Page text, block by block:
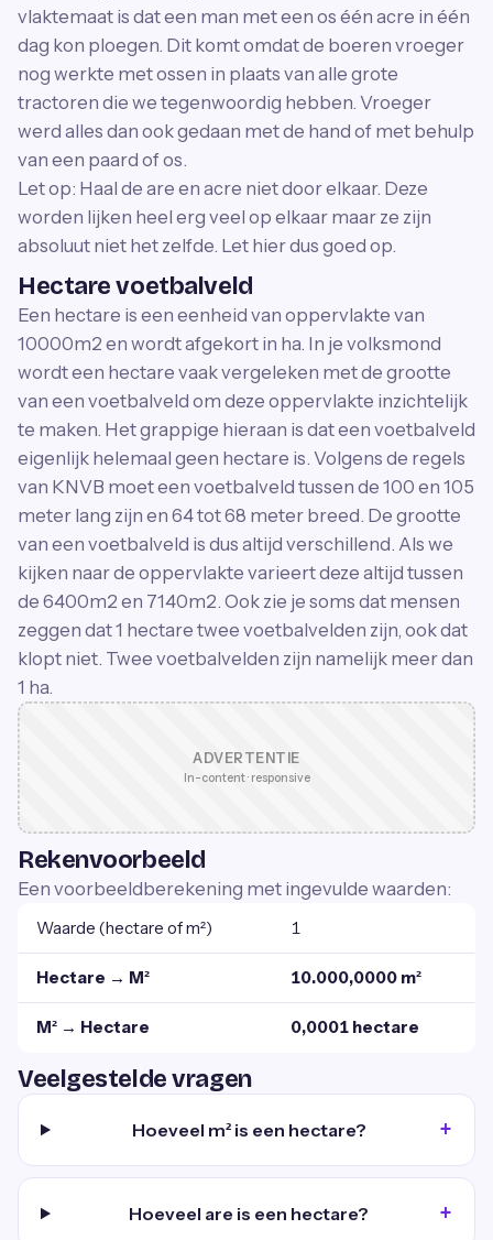
vlaktemaat is dat een man met een os één acre in één
dag kon ploegen. Dit komt omdat de boeren vroeger
nog werkte met ossen in plaats van alle grote
tractoren die we tegenwoordig hebben. Vroeger
werd alles dan ook gedaan met de hand of met behulp
van een paard of os.
Let op: Haal de are en acre niet door elkaar. Deze
worden lijken heel erg veel op elkaar maar ze zijn
absoluut niet het zelfde. Let hier dus goed op.
Hectare voetbalveld
Een hectare is een eenheid van oppervlakte van
10000m2 en wordt afgekort in ha. In je volksmond
wordt een hectare vaak vergeleken met de grootte
van een voetbalveld om deze oppervlakte inzichtelijk
te maken. Het grappige hieraan is dat een voetbalveld
eigenlijk helemaal geen hectare is. Volgens de regels
van KNVB moet een voetbalveld tussen de 100 en 105
meter lang zijn en 64 tot 68 meter breed. De grootte
van een voetbalveld is dus altijd verschillend. Als we
kijken naar de oppervlakte varieert deze altijd tussen
de 6400m2 en 7140m2. Ook zie je soms dat mensen
zeggen dat 1 hectare twee voetbalvelden zijn, ook dat
klopt niet. Twee voetbalvelden zijn namelijk meer dan
1 ha.
ADVERTENTIE
In-content · responsive
Rekenvoorbeeld
Een voorbeeldberekening met ingevulde waarden:
Waarde (hectare of m²) 1
Hectare → M² 10.000,0000 m²
M² → Hectare 0,0001 hectare
Veelgestelde vragen
Hoeveel m² is een hectare?
Hoeveel are is een hectare?